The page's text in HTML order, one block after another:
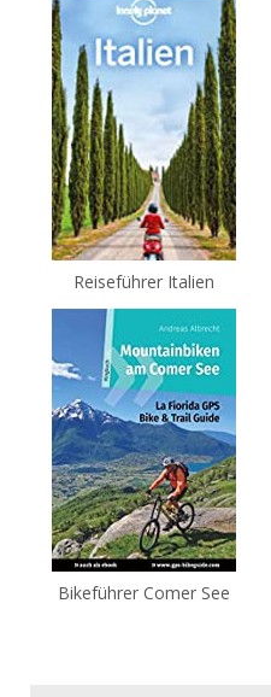
Reiseführer Italien
Bikeführer Comer See